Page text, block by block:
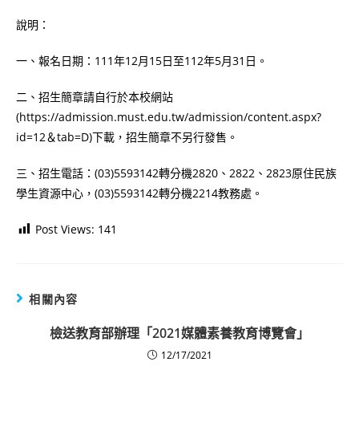
說明：
一、報名日期：111年12月15日至112年5月31日。
二、招生簡章請自行於本校網站
(https://admission.must.edu.tw/admission/content.aspx?
id=12＆tab=D)下載，招生簡章不另行發售。
三、招生電話：(03)5593142轉分機2820、2822、2823原住民族
學生資源中心，(03)5593142轉分機2214教務處。
Post Views: 141
相關內容
檢送教育部辦理「2021媒體素養教育博覽會」
12/17/2021